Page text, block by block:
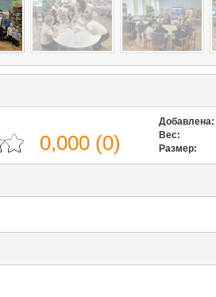
0,000 (0)
Добавлена:
Вес:
Размер: